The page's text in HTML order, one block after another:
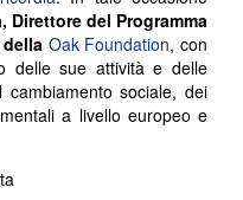
Direttore del Programma
Oak Foundation, con
delle sue attività e delle
sociale, dei
a livello europeo e